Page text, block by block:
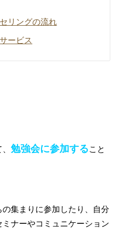
リングの流れ
ービス
勉強会に参加すること
集まりに参加したり、自分
ナーやコミュニケーション